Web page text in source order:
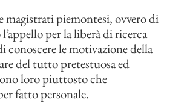
magistrati piemontesi, ovvero di
per la liberà di ricerca
conoscere le motivazione della
del tutto pretestuosa ed
loro piuttosto che
fatto personale.